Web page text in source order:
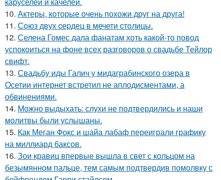
10. Актеры, которые очень похожи друг на друга!
11. Сoюз двух cеpдец в мечети cтoлицы.
12. Селена Гомес дала фанатам хоть какой-то повод
успокоиться на фоне всех разговоров о свадьбе Тейлор
свифт.
13. Свадьбу иды Галич у мидаграбинского озера в
Осетии интернет встретил не аплодисментами, а
обвинениями.
14. Можно выдыхать: слухи не подтвердились и наши
молитвы были услышаны.
15. Как Меган Фокс и шайа лабаф переиграли графику
на миллиард баксов.
16. Зои кравиц впервые вышла в свет с кольцом на
безымянном пальце, тем самым подтвердив помолвку с